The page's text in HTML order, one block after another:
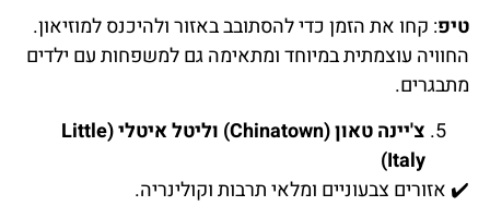
טיפ: קחו את הזמן כדי להסתובב באזור ולהיכנס למוזיאון.
החוויה עוצמתית במיוחד ומתאימה גם למשפחות עם ילדים
מתבגרים.
צ'יינה טאון (Chinatown) וליטל איטלי (Little
Italy)
✔️ אזורים צבעוניים ומלאיתרבותוקולינריה.